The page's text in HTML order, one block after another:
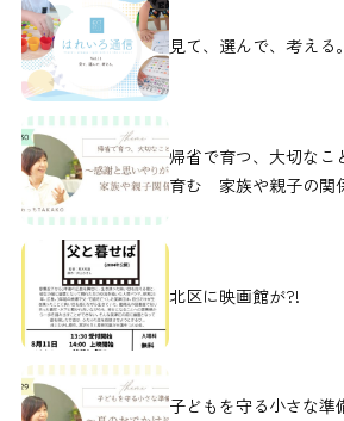
見て、選んで、考える。
帰省で育つ、大切なこ
育む 家族や親子の関
北区に映画館が?!
子どもを守る小さな